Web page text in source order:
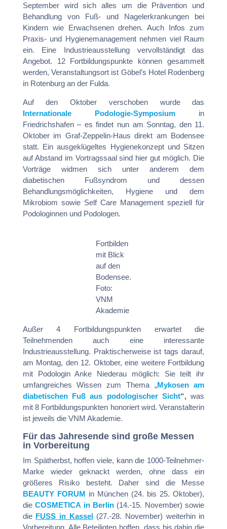
September wird sich alles um die Prävention und
Behandlung von Fuß- und Nagelerkrankungen bei
Kindern wie Erwachsenen drehen. Auch Infos zum
Praxis- und Hygienemanagement nehmen viel Raum
ein. Eine Industrieausstellung vervollständigt das
Angebot. 12 Fortbildungspunkte können gesammelt
werden, Veranstaltungsort ist Göbel’s Hotel Rodenberg
in Rotenburg an der Fulda.
Auf den Oktober verschoben wurde das
Internationale Podologie-Symposium in
Friedrichshafen – es findet nun am Sonntag, den 11.
Oktober im Graf-Zeppelin-Haus direkt am Bodensee
statt. Ein ausgeklügeltes Hygienekonzept und Sitzen
auf Abstand im Vortragssaal sind hier gut möglich. Die
Vorträge widmen sich unter anderem dem
diabetischen Fußsyndrom und dessen
Behandlungsmöglichkeiten, Hygiene und dem
Mikrobiom sowie Self Care Management speziell für
Podologinnen und Podologen.
Fortbilden
mit Blick
auf den
Bodensee.
Foto:
VNM
Akademie
Außer 4 Fortbildungspunkten erwartet die
Teilnehmenden auch eine interessante
Industrieausstellung. Praktischerweise ist tags darauf,
am Montag, den 12. Oktober, eine weitere Fortbildung
mit Podologin Anke Niederau möglich: Sie teilt ihr
umfangreiches Wissen zum Thema „Mykosen am
diabetischen Fuß aus podologischer Sicht“,was
mit 8 Fortbildungspunkten honoriert wird. Veranstalterin
ist jeweils die VNM Akademie.
Für das Jahresende sind große Messen
in Vorbereitung
Im Spätherbst, hoffen viele, kann die 1000-Teilnehmer-
Marke wieder geknackt werden, ohne dass ein
größeres Risiko besteht. Daher sind die Messe
BEAUTY FORUM in München (24. bis 25. Oktober),
dieCOSMETICA in Berlin (14.-15. November) sowie
die FUSS in Kassel(27.-28. November) weiterhin in
Vorbereitung. Alle Beteiligten hoffen, dass bis dahin die